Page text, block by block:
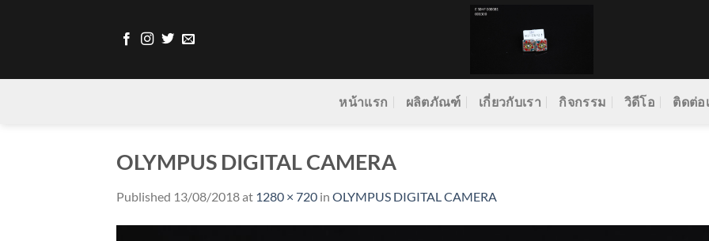
หน้าแรก ผลิตภัณฑ์ เกี่ยวกับเรา กิจกรรม วิดีโอ ติดต่อ
OLYMPUS DIGITAL CAMERA
Published 13/08/2018at 1280 × 720 in OLYMPUS DIGITAL CAMERA